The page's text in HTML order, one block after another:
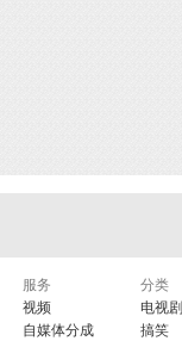
服务
视频
自媒体分成
分类
电视剧
搞笑